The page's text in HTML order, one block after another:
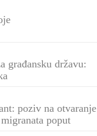
građansku državu:
poziv na otvaranje
poput